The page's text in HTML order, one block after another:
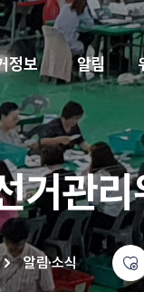
정보 알림
거관
알림·소식